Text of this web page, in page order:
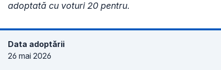
adoptată cu voturi 20 pentru.
Data adoptării
26 mai 2026